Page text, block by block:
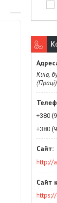
Київ,
+380
+380
http://